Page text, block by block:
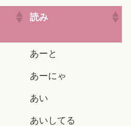
読み
あーと
あーにゃ
あい
あいしてる